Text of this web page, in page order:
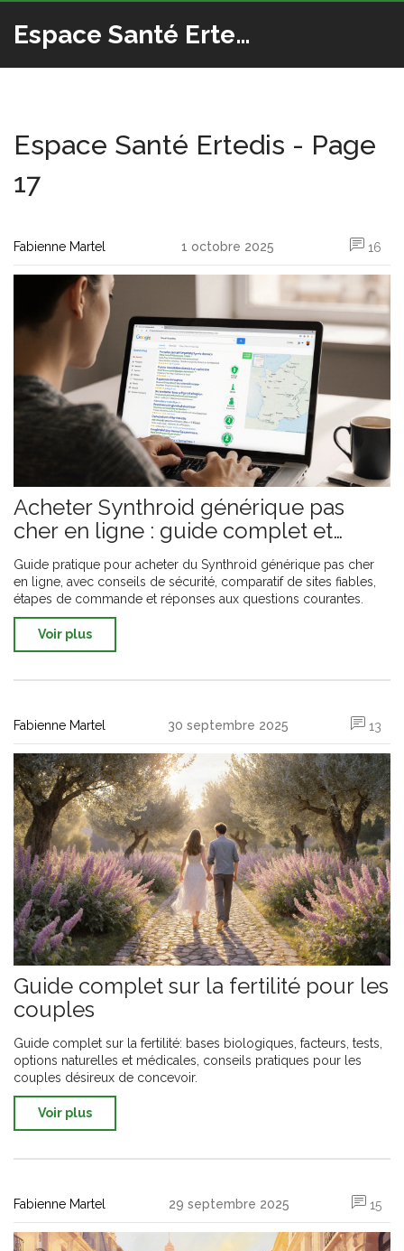
Espace Santé Ertedis
Espace Santé Ertedis - Page
17
Fabienne Martel 1 octobre 2025 16
Acheter Synthroid générique pas
cher en ligne : guide complet et
sécurisé
Guide pratique pour acheter du Synthroid générique pas cher
en ligne, avec conseils de sécurité, comparatif de sites fiables,
étapes de commande et réponses aux questions courantes.
Voir plus
Fabienne Martel 30 septembre 2025 13
Guide complet sur la fertilité pour les
couples
Guide complet sur la fertilité: bases biologiques, facteurs, tests,
options naturelles et médicales, conseils pratiques pour les
couples désireux de concevoir.
Voir plus
Fabienne Martel 29 septembre 2025 15